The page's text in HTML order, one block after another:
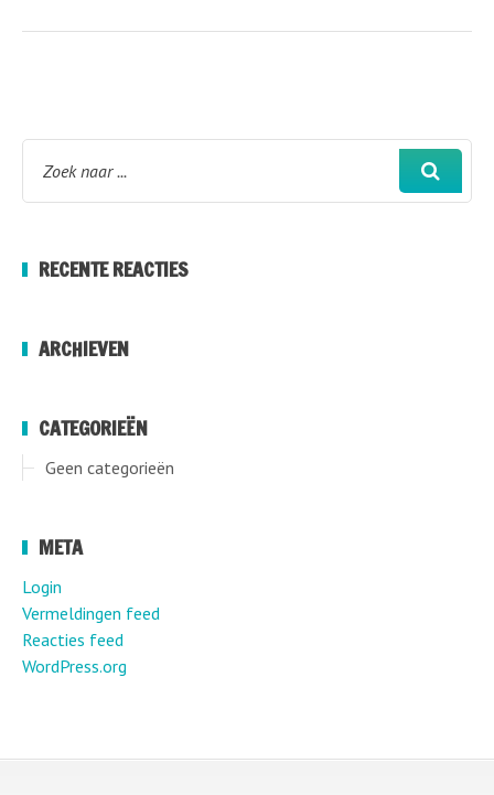
RECENTE REACTIES
ARCHIEVEN
CATEGORIEËN
Geen categorieën
META
Login
Vermeldingen feed
Reacties feed
WordPress.org